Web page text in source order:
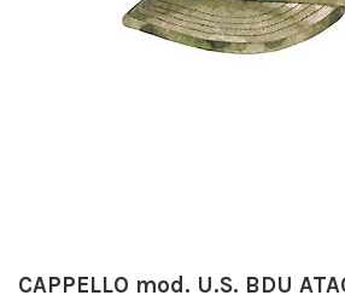
CAPPELLO mod. U.S. BDU